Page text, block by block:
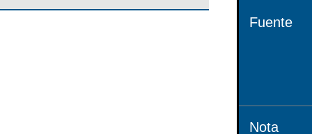
Fuente
Nota